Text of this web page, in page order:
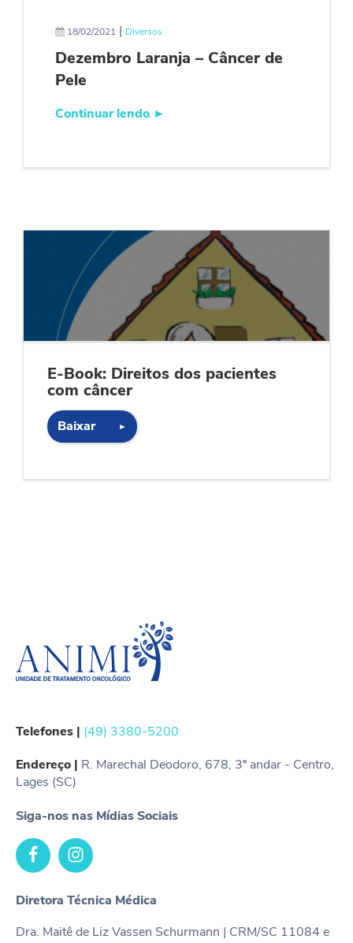
18/02/2021 | Diversos
Dezembro Laranja – Câncer de
Pele
Continuar lendo ►
E-Book: Direitos dos pacientes
com câncer
Baixar ►
Telefones | (49) 3380-5200
Endereço | R. Marechal Deodoro, 678, 3º andar - Centro,
Lages (SC)
Siga-nos nas Mídias Sociais
Diretora Técnica Médica
Dra. Maitê de Liz Vassen Schurmann | CRM/SC 11084 e